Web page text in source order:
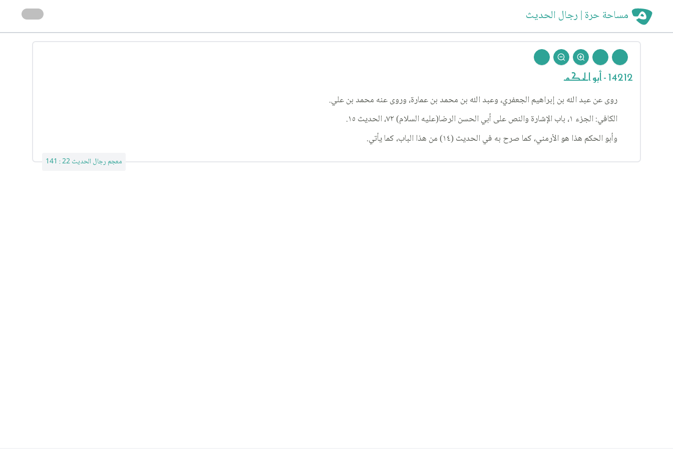
مساحة حرة | رجال الحديث
14212 - أبو الحكم
روى عن عبد الله بن إبراهيم الجعفري، وعبد الله بن محمد بن عمارة، وروى عنه محمد بن علي.
الكافي: الجزء ١، باب الإشارة والنص على أبي الحسن الرضا(عليه السلام) ٧٢، الحديث ١٥.
وأبو الحكم هذا هو الأرمني، كما صرح به في الحديث (١٤) من هذا الباب، كما يأتي.
معجم رجال الحديث 22 : 141